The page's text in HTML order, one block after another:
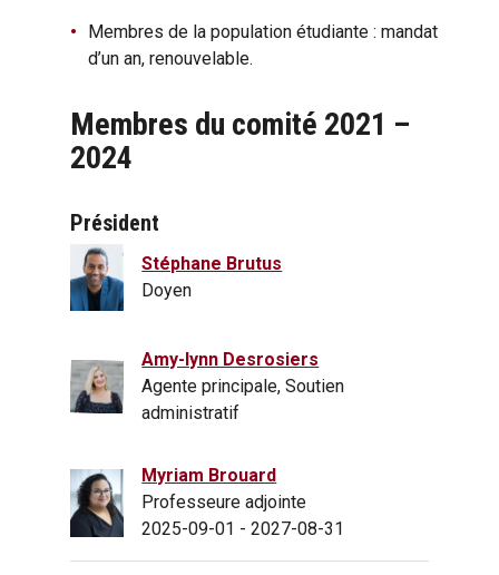
Membres de la population étudiante : mandat
d’un an, renouvelable.
Membres du comité 2021 –
2024
Président
Stéphane Brutus
Doyen
Amy-lynn Desrosiers
Agente principale, Soutien
administratif
Myriam Brouard
Professeure adjointe
2025-09-01 - 2027-08-31